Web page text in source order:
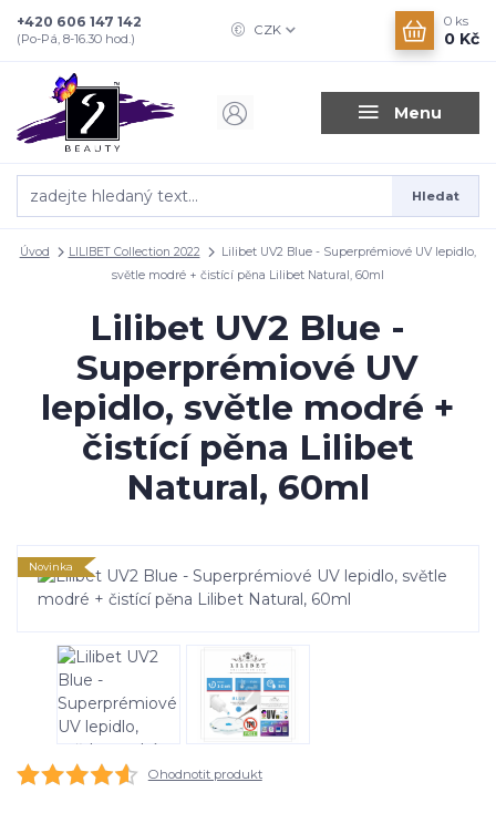
Menu
CZK
Hledat
+420 606 147 142
(Po-Pá, 8-16.30 hod.)
0 ks
0 Kč
Úvod LILIBET Collection 2022
Lilibet UV2 Blue - Superprémiové UV lepidlo,
světle modré + čistící pěna Lilibet Natural, 60ml
Lilibet UV2 Blue -
Superprémiové UV
lepidlo, světle modré +
čistící pěna Lilibet
Natural, 60ml
Novinka
Ohodnotit produkt